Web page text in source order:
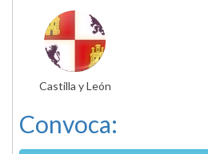
Castilla y León
Convoca: